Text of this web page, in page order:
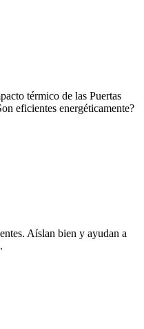
térmico de las Puertas
eficientes energéticamente?
Aíslan bien y ayudan a